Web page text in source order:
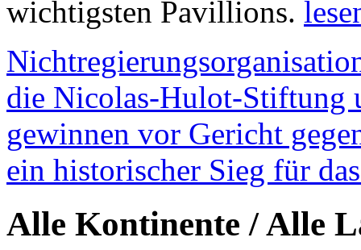
wichtigsten Pavillions.
die Nicolas-Hulot-Stiftung
gewinnen vor Gericht
ein historischer Sieg für
Alle Kontinente / Alle